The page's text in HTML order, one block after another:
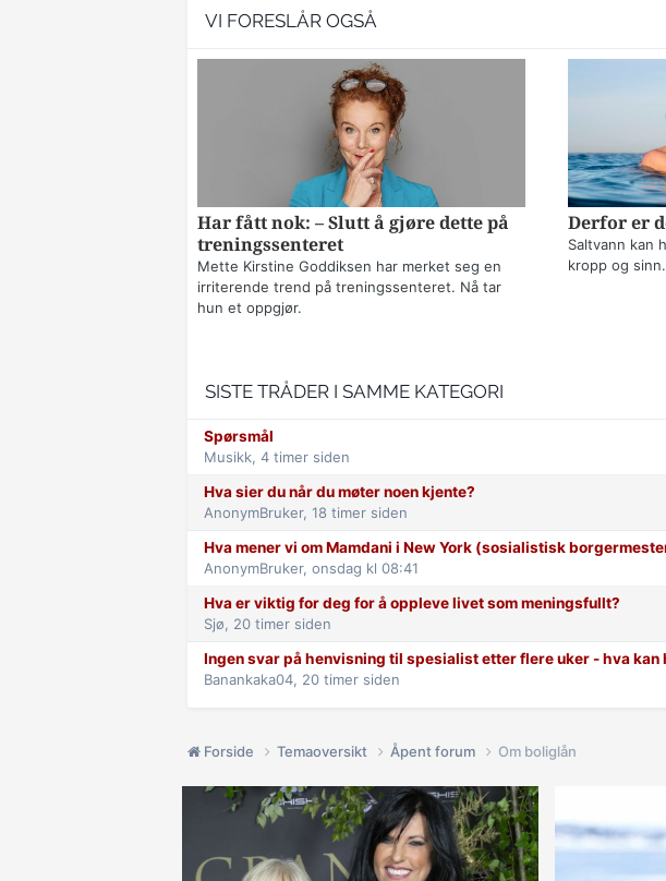
VI FORESLÅR OGSÅ
Har fått nok: – Slutt å gjøre dette på
treningssenteret
Mette Kirstine Goddiksen har merket seg en
irriterende trend på treningssenteret. Nå tar
hun et oppgjør.
Derfor er
Saltvann kan
kropp og sinn.
SISTE TRÅDER I SAMME KATEGORI
Spørsmål
Musikk, 4 timer siden
Hva sier du når du møter noen kjente?
AnonymBruker, 18 timer siden
Hva mener vi om Mamdani i New York (sosialistisk
AnonymBruker, onsdag kl 08:41
Hva er viktig for deg for å oppleve livet som meningsfullt?
Sjø, 20 timer siden
Ingen svar på henvisning til spesialist etter flere uker - hva kan
Banankaka04, 20 timer siden
Forside Temaoversikt Åpent forum Om boliglån